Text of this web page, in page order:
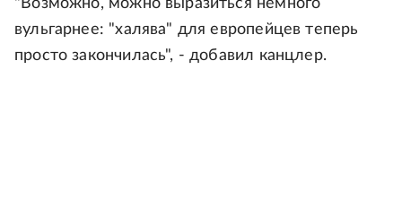
"Возможно, можно выразиться немного
вульгарнее: "халява" для европейцев теперь
просто закончилась", - добавил канцлер.